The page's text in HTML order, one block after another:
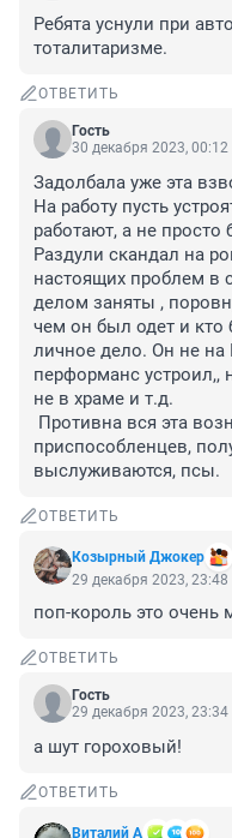
Ребята уснули при
тоталитаризме.
ОТВЕТИТЬ
Гость
30 декабря 2023, 00:12
Задолбала уже эта
На работу пусть
работают, а не просто
Раздули скандал на
настоящих проблем в
делом заняты ,
чем он был одет и кто
личное дело. Он не
перформанс устроил,,
не в храме и т.д.
Противна вся эта
приспособленцев,
выслуживаются, псы.
ОТВЕТИТЬ
Козырный Джокер
29 декабря 2023, 23:48
поп-король это очень
ОТВЕТИТЬ
Гость
29 декабря 2023, 23:34
а шут гороховый!
ОТВЕТИТЬ
Виталий А